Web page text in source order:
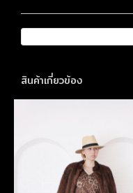
สินค้าเกี่ยวข้อง